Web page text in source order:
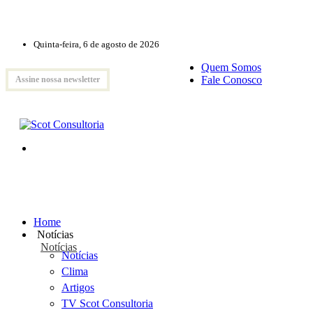
Quinta-feira, 6 de agosto de 2026
Assine nossa newsletter
Quem Somos
Fale Conosco
Home
Notícias
Notícias
Notícias
Clima
Artigos
TV Scot Consultoria